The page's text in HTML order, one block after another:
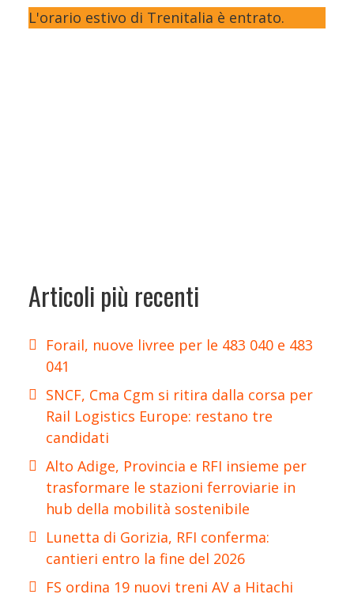
L'orario estivo di Trenitalia è entrato.
Articoli più recenti
Forail, nuove livree per le 483 040 e 483
041
SNCF, Cma Cgm si ritira dalla corsa per
Rail Logistics Europe: restano tre
candidati
Alto Adige, Provincia e RFI insieme per
trasformare le stazioni ferroviarie in
hub della mobilità sostenibile
Lunetta di Gorizia, RFI conferma:
cantieri entro la fine del 2026
FS ordina 19 nuovi treni AV a Hitachi